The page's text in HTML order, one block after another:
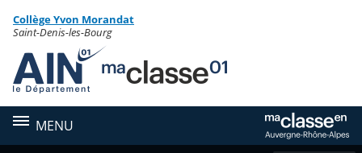
Menu de la rubrique
Contenu
Collège Yvon Morandat
Saint-Denis-les-Bourg
MENU